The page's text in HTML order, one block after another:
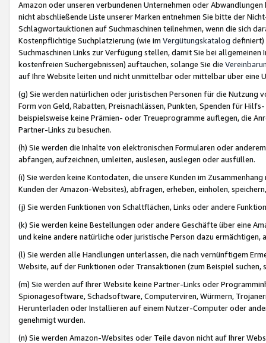
Amazon oder unseren verbundenen Unternehmen oder
nicht abschließende Liste unserer Marken entnehmen Sie bitte der
Schlagwortauktionen auf Suchmaschinen teilnehmen, wenn die sich
Kostenpflichtige Suchplatzierung (wie im Vergütungskatalog definiert)
Suchmaschinen Links zur Verfügung stellen, damit Sie bei
kostenfreien Suchergebnissen) auftauchen, solange Sie die
auf Ihre Website leiten und nicht unmittelbar oder mittelbar über eine
(g) Sie werden natürlichen oder juristischen Personen für die Nutzung
Form von Geld, Rabatten, Preisnachlässen, Punkten, Spenden für
beispielsweise keine Prämien- oder Treueprogramme auflegen, die
Partner-Links zu besuchen.
(h) Sie werden die Inhalte von elektronischen Formularen oder
abfangen, aufzeichnen, umleiten, auslesen, auslegen oder ausfüllen.
(i) Sie werden keine Kontodaten, die unsere Kunden im
Kunden der Amazon-Websites), abfragen, erheben, einholen,
(j) Sie werden Funktionen von Schaltflächen, Links oder andere
(k) Sie werden keine Bestellungen oder andere Geschäfte über eine
und keine andere natürliche oder juristische Person dazu
(l) Sie werden alle Handlungen unterlassen, die nach vernünftigem
Website, auf der Funktionen oder Transaktionen (zum Beispiel
(m) Sie werden auf Ihrer Website keine Partner-Links oder
Spionagesoftware, Schadsoftware, Computerviren, Würmern,
Herunterladen oder Installieren auf einem Nutzer-Computer oder
genehmigt wurden.
(n) Sie werden Amazon-Websites oder Teile davon nicht auf Ihrer